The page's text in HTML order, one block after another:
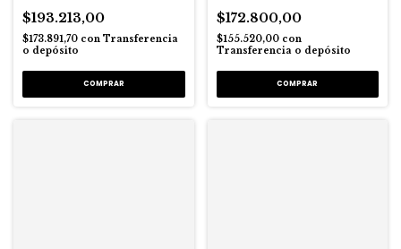
$193.213,00
$173.891,70 con Transferencia
o depósito
$172.800,00
$155.520,00 con
Transferencia o depósito